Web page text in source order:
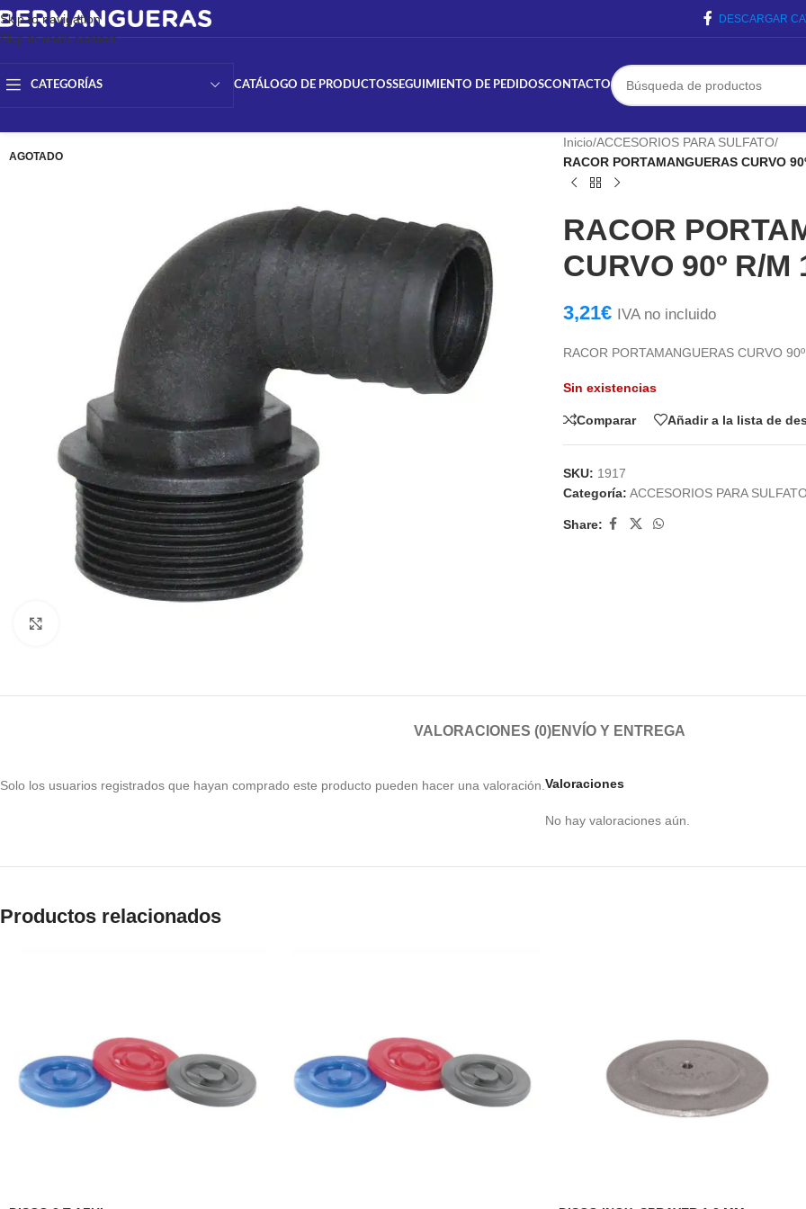
Skip to navigation
Skip to main content
DESCARGAR
CATEGORÍAS CATÁLOGO DE PRODUCTOSSEGUIMIENTO DE PEDIDOSCONTACTO
AGOTADO
Inicio/ACCESORIOS PARA SULFATO/
RACOR PORTAMANGUERAS CURVO
RACOR
CURVO 90º R/M
3,21€ IVA no incluido
RACOR PORTAMANGUERAS CURVO
Sin existencias
Comparar Añadir a la lista de
SKU: 1917
Categoría: ACCESORIOS PARA
Share:
VALORACIONES (0)ENVÍO Y ENTREGA
Valoraciones
No hay valoraciones aún.
Solo los usuarios registrados que hayan comprado este producto pueden hacer una valoración.
Productos relacionados